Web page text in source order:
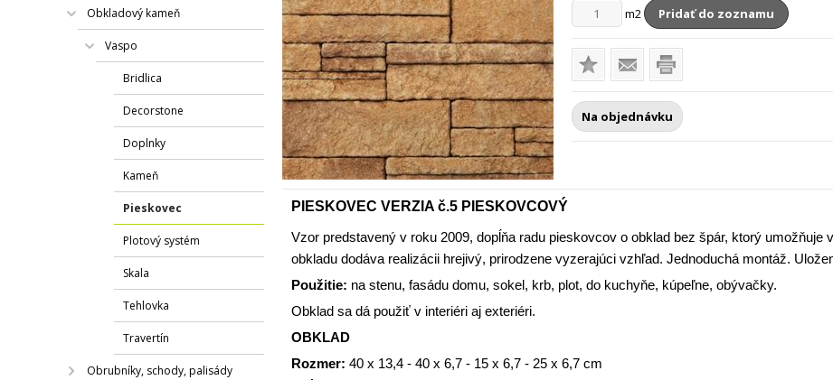
Obkladový kameň
Vaspo
Bridlica
Decorstone
Doplnky
Kameň
Pieskovec
Plotový systém
Skala
Tehlovka
Travertín
Obrubníky, schody, palisády
m2 Pridať do zoznamu
Na objednávku
PIESKOVEC VERZIA č.5 PIESKOVCOVÝ
Vzor predstavený v roku 2009, dopĺňa radu pieskovcov o obklad bez špár, ktorý
obkladu dodáva realizácii hrejivý, prirodzene vyzerajúci vzhľad. Jednoduchá montáž.
Použitie: na stenu, fasádu domu, sokel, krb, plot, do kuchyňe, kúpeľne, obývačky.
Obklad sa dá použiť v interiéri aj exteriéri.
OBKLAD
Rozmer: 40 x 13,4 - 40 x 6,7 - 15 x 6,7 - 25 x 6,7 cm